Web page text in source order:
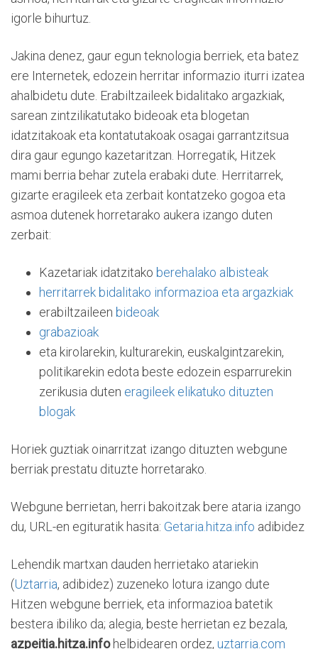
igorle bihurtuz.
Jakina denez, gaur egun teknologia berriek, eta batez
ere Internetek, edozein herritar informazio iturri izatea
ahalbidetu dute. Erabiltzaileek bidalitako argazkiak,
sarean zintzilikatutako bideoak eta blogetan
idatzitakoak eta kontatutakoak osagai garrantzitsua
dira gaur egungo kazetaritzan. Horregatik, Hitzek
mami berria behar zutela erabaki dute. Herritarrek,
gizarte eragileek eta zerbait kontatzeko gogoa eta
asmoa dutenek horretarako aukera izango duten
zerbait:
Kazetariak idatzitako berehalako albisteak
herritarrek bidalitako informazioa eta argazkiak
erabiltzaileen bideoak
grabazioak
eta kirolarekin, kulturarekin, euskalgintzarekin,
politikarekin edota beste edozein esparrurekin
zerikusia duten eragileek elikatuko dituzten
blogak
Horiek guztiak oinarritzat izango dituzten webgune
berriak prestatu dituzte horretarako.
Webgune berrietan, herri bakoitzak bere ataria izango
du, URL-en egituratik hasita: Getaria.hitza.info adibidez
Lehendik martxan dauden herrietako atariekin
(Uztarria, adibidez) zuzeneko lotura izango dute
Hitzen webgune berriek, eta informazioa batetik
bestera ibiliko da; alegia, beste herrietan ez bezala,
azpeitia.hitza.infohelbidearen ordez, uztarria.com